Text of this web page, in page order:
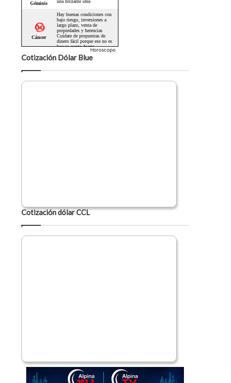
Horoscopo
Cotización Dólar Blue
Cotización dólar CCL